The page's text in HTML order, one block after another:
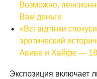
Возможно,
Вам деньги
«Всі відтінки
эротический
Авиве и Хайфе — 18
Экспозиция включает